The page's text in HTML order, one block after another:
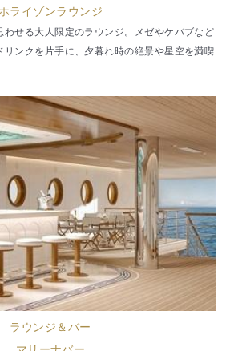
ライゾンラウンジ
わせる大人限定のラウンジ。メゼやケバブなど
リンクを片手に、夕暮れ時の絶景や星空を満喫
ラウンジ＆バー